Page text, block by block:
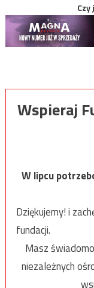
Wspieraj
W lipcu
Dziękujemy! i
fundacji.
Masz
niezależnych